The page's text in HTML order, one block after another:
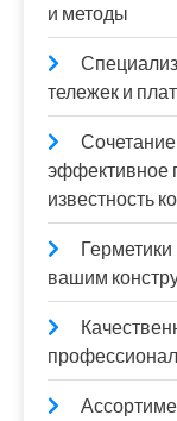
и методы
тележек и
Сочетание
эффективное
известность
вашим